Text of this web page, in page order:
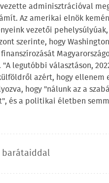
adminisztrációval
Az amerikai elnök
vezetői
szerinte, hogy
legutóbbi választáson,
azért, hogy ellenem
hogy "nálunk az a
és a politikai életben
barátaiddal